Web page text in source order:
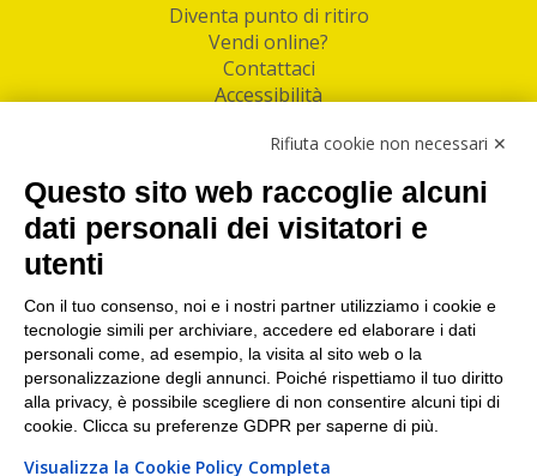
Diventa punto di ritiro
Vendi online?
Contattaci
Accessibilità
Facebook
Linkedin
I nostri punti di ritiro e spedizione pacchi nelle
maggiori città italiane
Torino|Milano|Roma|Bologna|Firenze| Genova
Napoli|Varese
Rifiuta cookie non necessari ✕
Questo sito web raccoglie alcuni
dati personali dei visitatori e
utenti
Con il tuo consenso, noi e i nostri partner utilizziamo i cookie e
tecnologie simili per archiviare, accedere ed elaborare i dati
personali come, ad esempio, la visita al sito web o la
personalizzazione degli annunci. Poiché rispettiamo il tuo diritto
alla privacy, è possibile scegliere di non consentire alcuni tipi di
cookie. Clicca su preferenze GDPR per saperne di più.
Visualizza la Cookie Policy Completa